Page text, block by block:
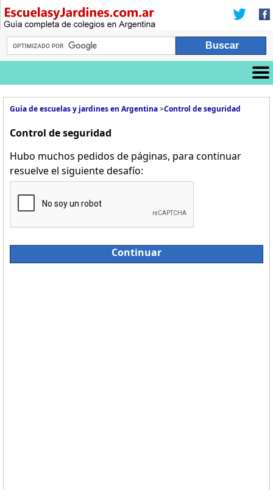
Guía de escuelas y jardines en Argentina>Control de seguridad
Control de seguridad
Hubo muchos pedidos de páginas, para continuar
resuelve el siguiente desafío:
Continuar